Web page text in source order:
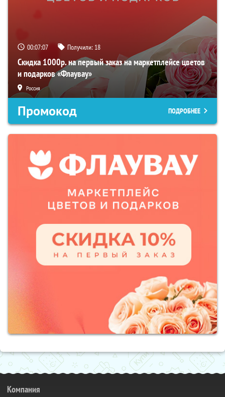
00:07:07 Получили: 18
Скидка 1000р. на первый заказ на маркетплейсе цветов
и подарков «Флаувау»
Россия
Промокод ПОДРОБНЕЕ
Компания